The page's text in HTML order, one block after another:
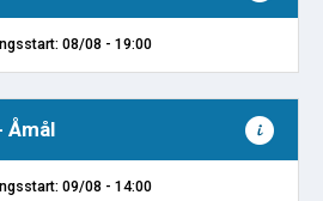
08/08 - 19:00
Åmål
09/08 - 14:00